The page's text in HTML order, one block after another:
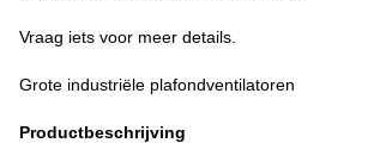
Vraag iets voor meer details.
Grote industriële plafondventilatoren
Productbeschrijving